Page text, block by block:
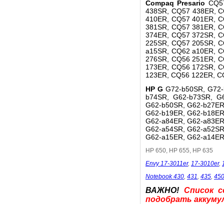
Compaq Presario
438SR, CQ57 438ER,
410ER, CQ57 401ER,
381SR, CQ57 381ER,
374ER, CQ57 372SR,
225SR, CQ57 205SR,
a15SR, CQ62 a10ER,
276SR, CQ56 251ER,
173ER, CQ56 172SR,
123ER, CQ56 122ER,
HP G G72-b50SR,
b74SR, G62-b73SR,
G62-b50SR, G62-
G62-b19ER, G62-
G62-a84ER, G62-
G62-a54SR, G62-
G62-a15ER, G62-
HP 650, HP 655, HP 635
Envy 17-3011er, 17-3010er,
Notebook 430, 431, 435, 450
ВАЖНО! Список
подобрать